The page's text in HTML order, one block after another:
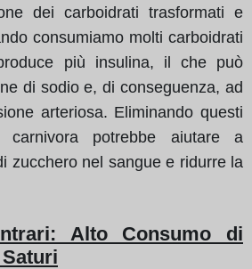
dei carboidrati trasformati e
consumiamo molti carboidrati
più insulina, il che può
di sodio e, di conseguenza, ad
arteriosa. Eliminando questi
potrebbe aiutare a
zucchero nel sangue e ridurre la
Alto Consumo di